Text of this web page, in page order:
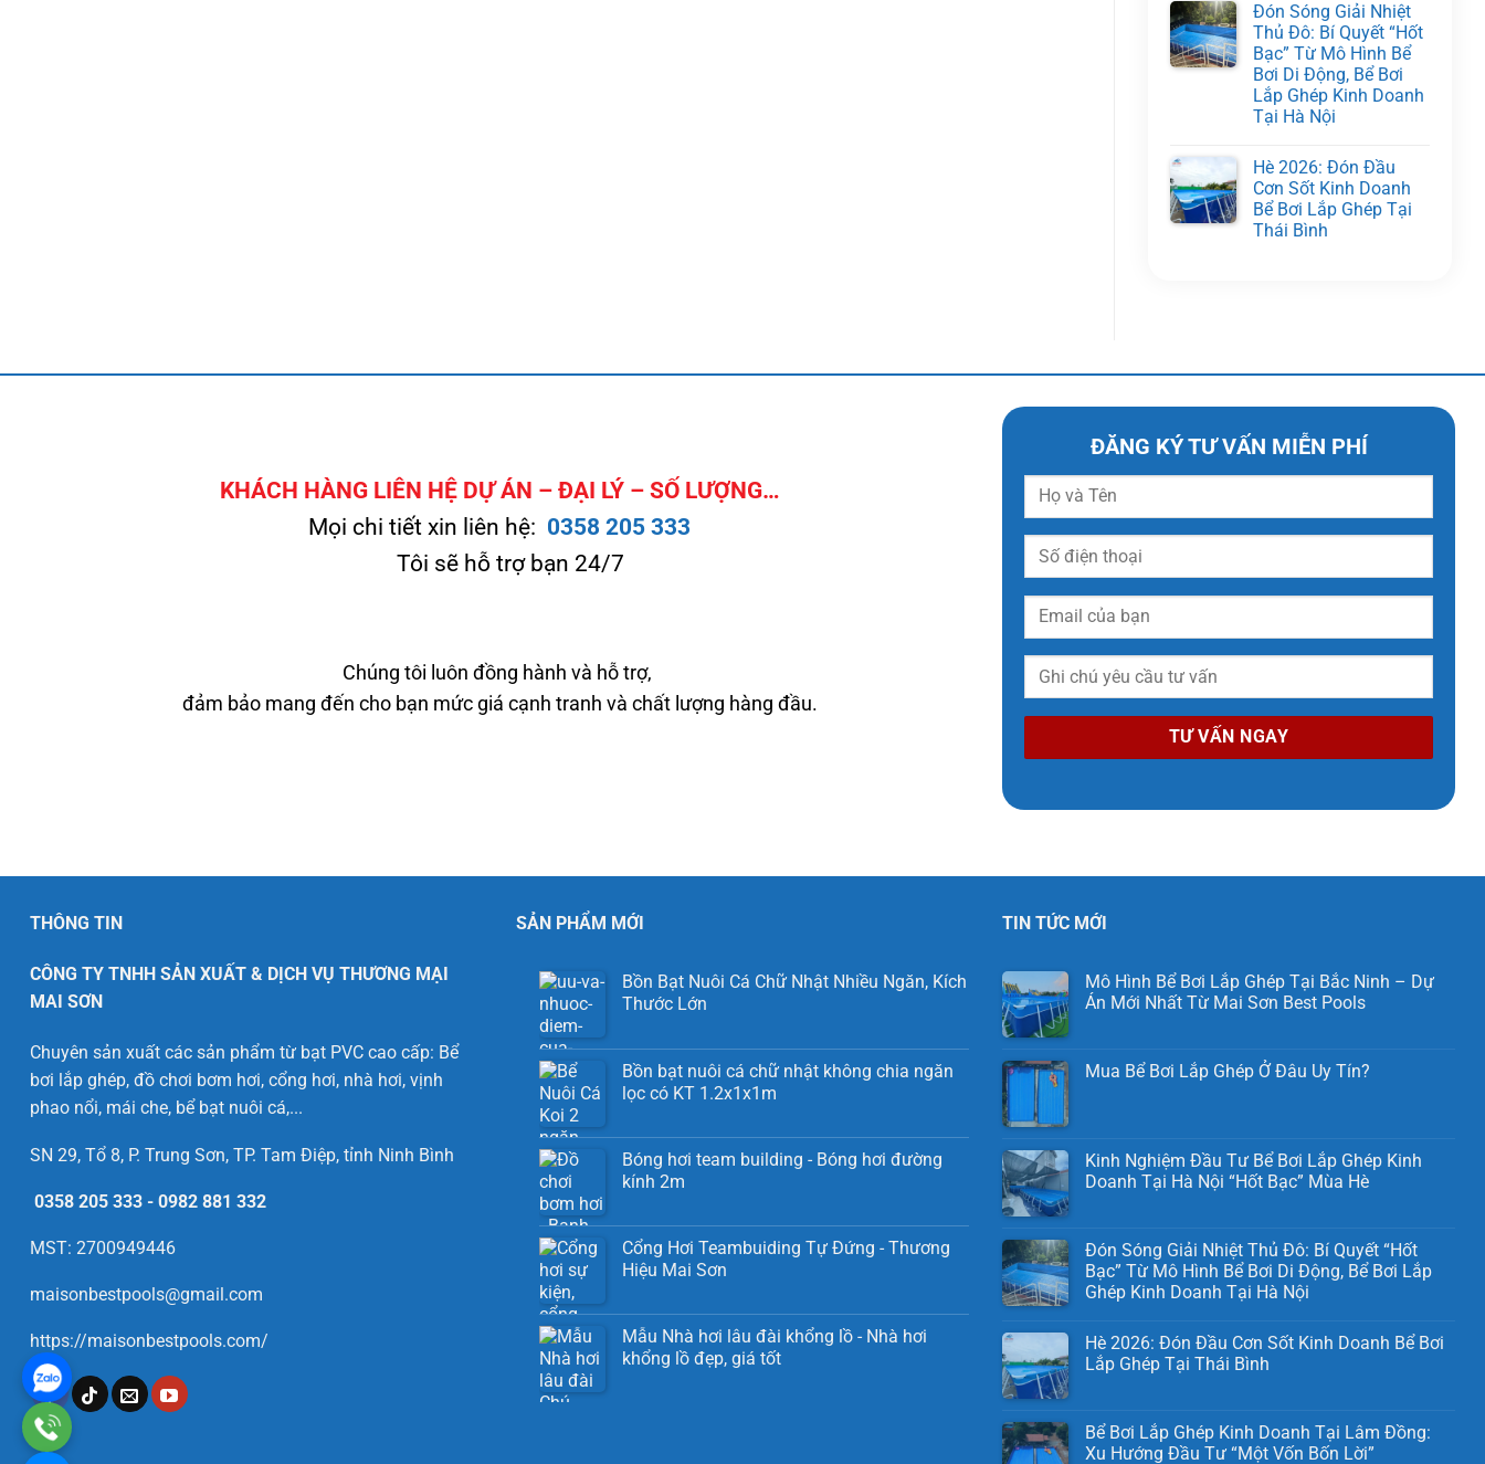
Đón Sóng Giải Nhiệt
Thủ Đô: Bí Quyết “Hốt
Bạc” Từ Mô Hình Bể
Bơi Di Động, Bể Bơi
Lắp Ghép Kinh Doanh
Tại Hà Nội
Hè 2026: Đón Đầu
Cơn Sốt Kinh Doanh
Bể Bơi Lắp Ghép Tại
Thái Bình
KHÁCH HÀNG LIÊN HỆ DỰ ÁN – ĐẠI LÝ – SỐ LƯỢNG…
Mọi chi tiết xin liên hệ: 0358 205 333
Tôi sẽ hỗ trợ bạn 24/7
Chúng tôi luôn đồng hành và hỗ trợ,
đảm bảo mang đến cho bạn mức giá cạnh tranh và chất lượng hàng đầu.
ĐĂNG KÝ TƯ VẤN MIỄN PHÍ
THÔNG TIN
CÔNG TY TNHH SẢN XUẤT & DỊCH VỤ THƯƠNG MẠI
MAI SƠN
Chuyên sản xuất các sản phẩm từ bạt PVC cao cấp: Bể
bơi lắp ghép, đồ chơi bơm hơi, cổng hơi, nhà hơi, vịnh
phao nổi, mái che, bể bạt nuôi cá,...
SN 29, Tổ 8, P. Trung Sơn, TP. Tam Điệp, tỉnh Ninh Bình
0358 205 333 - 0982 881 332
MST: 2700949446
maisonbestpools@gmail.com
https://maisonbestpools.com/
SẢN PHẨM MỚI
Bồn Bạt Nuôi Cá Chữ Nhật Nhiều Ngăn, Kích
Thước Lớn
Bồn bạt nuôi cá chữ nhật không chia ngăn
lọc có KT 1.2x1x1m
Bóng hơi team building - Bóng hơi đường
kính 2m
Cổng Hơi Teambuiding Tự Đứng - Thương
Hiệu Mai Sơn
Mẫu Nhà hơi lâu đài khổng lồ - Nhà hơi
khổng lồ đẹp, giá tốt
TIN TỨC MỚI
Mô Hình Bể Bơi Lắp Ghép Tại Bắc Ninh – Dự
Án Mới Nhất Từ Mai Sơn Best Pools
Mua Bể Bơi Lắp Ghép Ở Đâu Uy Tín?
Kinh Nghiệm Đầu Tư Bể Bơi Lắp Ghép Kinh
Doanh Tại Hà Nội “Hốt Bạc” Mùa Hè
Đón Sóng Giải Nhiệt Thủ Đô: Bí Quyết “Hốt
Bạc” Từ Mô Hình Bể Bơi Di Động, Bể Bơi Lắp
Ghép Kinh Doanh Tại Hà Nội
Hè 2026: Đón Đầu Cơn Sốt Kinh Doanh Bể Bơi
Lắp Ghép Tại Thái Bình
Bể Bơi Lắp Ghép Kinh Doanh Tại Lâm Đồng:
Xu Hướng Đầu Tư “Một Vốn Bốn Lời”